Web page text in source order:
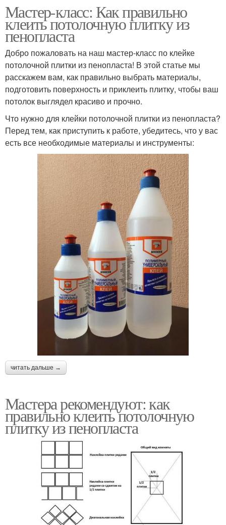
Мастер-класс: Как правильно
клеить потолочную плитку из
пенопласта
Добро пожаловать на наш мастер-класс по клейке
потолочной плитки из пенопласта! В этой статье мы
расскажем вам, как правильно выбрать материалы,
подготовить поверхность и приклеить плитку, чтобы ваш
потолок выглядел красиво и прочно.
Что нужно для клейки потолочной плитки из пенопласта?
Перед тем, как приступить к работе, убедитесь, что у вас
есть все необходимые материалы и инструменты:
читать дальше →
Мастера рекомендуют: как
правильно клеить потолочную
плитку из пенопласта